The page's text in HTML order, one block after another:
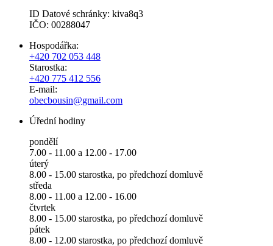
ID Datové schránky: kiva8q3
IČO: 00288047
Hospodářka:
+420 702 053 448
Starostka:
+420 775 412 556
E-mail:
obecbousin@gmail.com
Úřední hodiny
pondělí
7.00 - 11.00 a 12.00 - 17.00
úterý
8.00 - 15.00 starostka, po předchozí domluvě
středa
8.00 - 11.00 a 12.00 - 16.00
čtvrtek
8.00 - 15.00 starostka, po předchozí domluvě
pátek
8.00 - 12.00 starostka, po předchozí domluvě